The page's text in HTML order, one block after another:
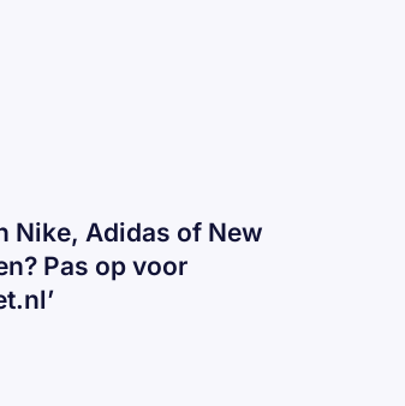
Nike, Adidas of New
Pas op voor